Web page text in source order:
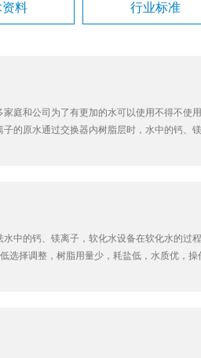
料 行业标准
庭和公司为了有更加的水可以使用不得不使
的原水通过交换器内树脂层时，水中的钙、
中的钙、镁离子，软化水设备在软化水的过
选择调整，树脂用量少，耗盐低，水质优，